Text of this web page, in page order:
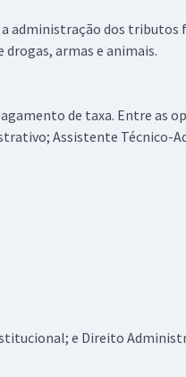
administração dos tributos
armas e animais.
de taxa. Entre as
Assistente Técnico-
e Direito